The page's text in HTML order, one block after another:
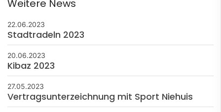
Weitere News
22.06.2023
Stadtradeln 2023
20.06.2023
Kibaz 2023
27.05.2023
Vertragsunterzeichnung mit Sport Niehuis